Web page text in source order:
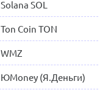
Solana SOL
Ton Coin TON
WMZ
ЮMoney (Я.Деньги)